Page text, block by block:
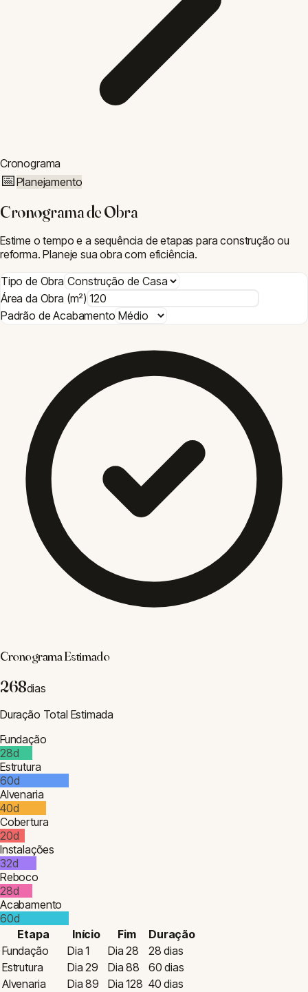
Cronograma
📅Planejamento
Cronograma de Obra
Estime o tempo e a sequência de etapas para construção ou
reforma. Planeje sua obra com eficiência.
Tipo de Obra
Área da Obra (m²)
Padrão de Acabamento
Cronograma Estimado
268dias
Duração Total Estimada
Fundação
28d
Estrutura
60d
Alvenaria
40d
Cobertura
20d
Instalações
32d
Reboco
28d
Acabamento
60d
Etapa
Início Fim
Duração
Fundação
Dia1 Dia28 28 dias
Estrutura
Dia29 Dia88 60 dias
Alvenaria
Dia89 Dia128 40 dias